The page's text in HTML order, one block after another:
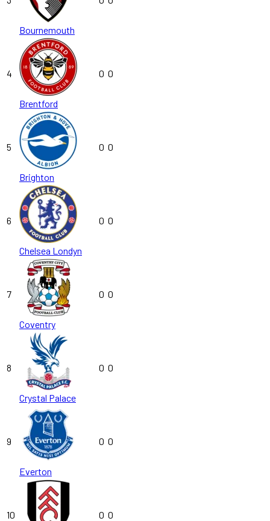
Bournemouth
4
Brentford
0 0
5
Brighton
0 0
6
Chelsea Londyn
0 0
7
Coventry
0 0
8
Crystal Palace
0 0
9
Everton
0 0
10 0 0